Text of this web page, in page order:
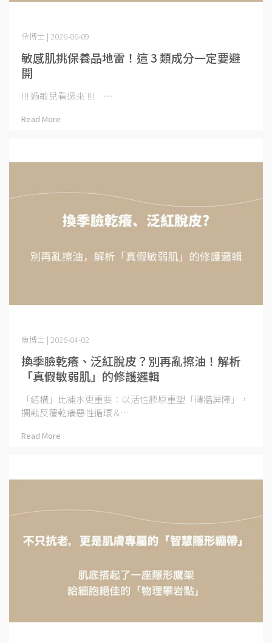
敏感肌挑保養品地雷！這 3 類成分一定要避
開
朵博士 | 2026-06-09
!!! 過敏兒看過來 !!! ⋯
Read More
換季臉乾癢、泛紅脫皮？別再亂擦油！解析
「真假敏弱肌」的修護邏輯
魚博士 | 2026-04-02
「結構」比補水更重要：以活性膠原重塑「磚牆屏障」，
攔截反覆乾癢惡性循環 &⋯
Read More